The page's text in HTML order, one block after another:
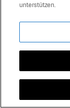
unterstützen.